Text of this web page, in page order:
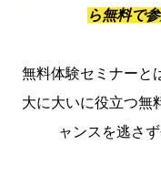
ら無料で
無料体験セミナーと
大に大いに役立つ無
ャンスを逃さ